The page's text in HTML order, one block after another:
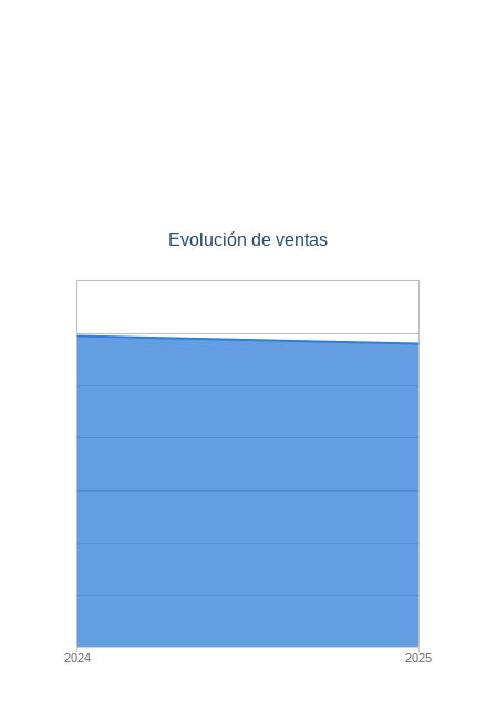
Evolución de ventas
2024 2025